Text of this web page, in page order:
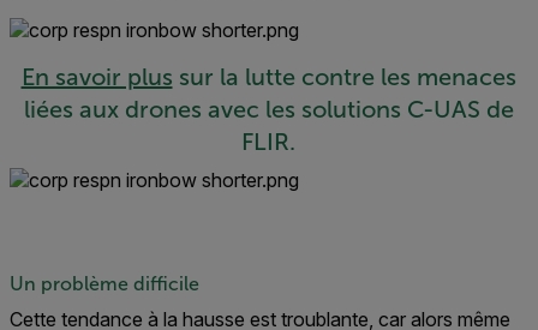
En savoir plus sur la lutte contre les menaces
liées aux drones avec les solutions C-UAS de
FLIR.
Un problème difficile
Cette tendance à la hausse est troublante, car alors même